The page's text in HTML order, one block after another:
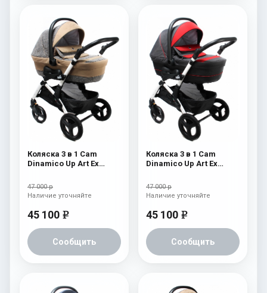
Коляска 3 в 1 Cam
Dinamico Up Art Ex
47 000 р
45 100 e
Сообщить
Наличие уточняйте
Коляска 3 в 1 Cam
Dinamico Up Art Ex
47 000 р
45 100 e
Сообщить
Наличие уточняйте